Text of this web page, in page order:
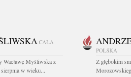
CAŁA
Wacławę Myśliwską z
sierpnia w wieku...
POLSKA
Z głębokim